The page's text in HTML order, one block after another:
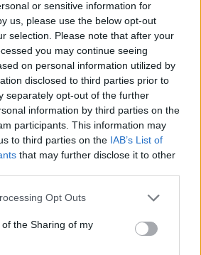
or sensitive information for
us, please use the below opt-out
selection. Please note that after your
you may continue seeing
on personal information utilized by
disclosed to third parties prior to
separately opt-out of the further
information by third parties on the
participants. This information may
to third parties on the IAB’s List of
that may further disclose it to other
Opt Outs
the Sharing of my
la rapina,
rom\ Chi sono
NOMADI
ecco chi sono i 5